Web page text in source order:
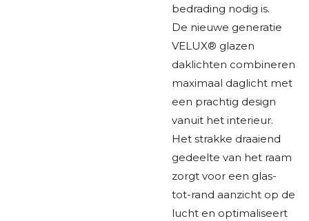
bedrading nodig is.
De nieuwe generatie
VELUX® glazen
daklichten combineren
maximaal daglicht met
een prachtig design
vanuit het interieur.
Het strakke draaiend
gedeelte van het raam
zorgt voor een glas-
tot-rand aanzicht op de
lucht en optimaliseert